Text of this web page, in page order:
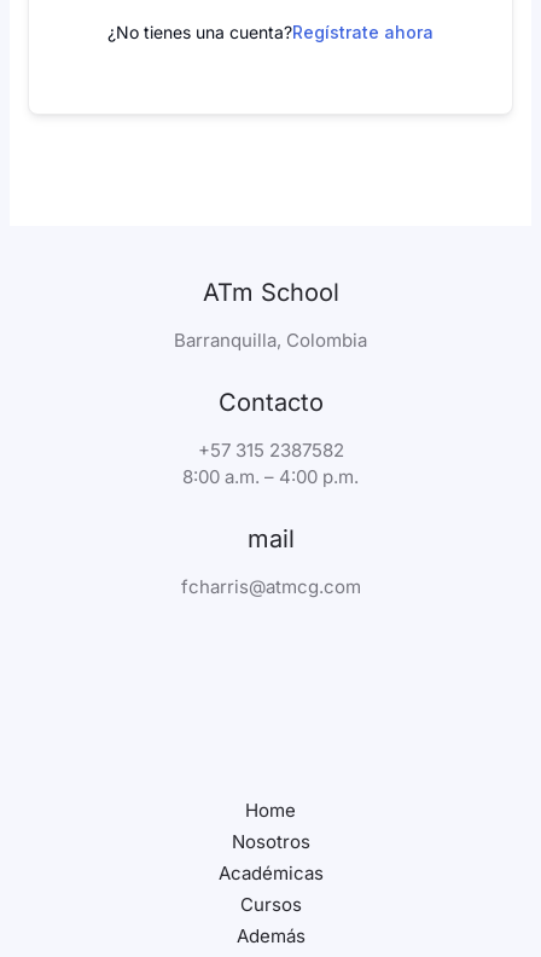
¿No tienes una cuenta?Regístrate ahora
ATm School
Barranquilla, Colombia
Contacto
+57 315 2387582
8:00 a.m. – 4:00 p.m.
mail
fcharris@atmcg.com
Home
Nosotros
Académicas
Cursos
Además